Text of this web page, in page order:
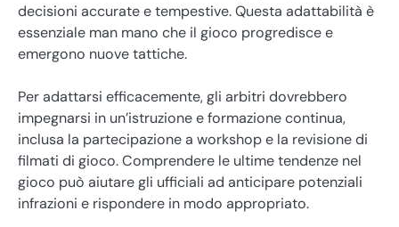
decisioni accurate e tempestive. Questa adattabilità è
essenziale man mano che il gioco progredisce e
emergono nuove tattiche.
Per adattarsi efficacemente, gli arbitri dovrebbero
impegnarsi in un’istruzione e formazione continua,
inclusa la partecipazione a workshop e la revisione di
filmati di gioco. Comprendere le ultime tendenze nel
gioco può aiutare gli ufficiali ad anticipare potenziali
infrazioni e rispondere in modo appropriato.